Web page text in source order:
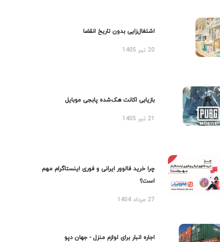
اشتغال‌زایی بدون تاریخ انقضا
20 تیر 1405
بازیابی اکانت هک‌شده پابجی موبایل
چرا خرید فالوور ایرانی و فوری اینستاگرام مهم
است؟
27 مرداد 1404
اجاره انبار برای لوازم منزل - جهان دپو